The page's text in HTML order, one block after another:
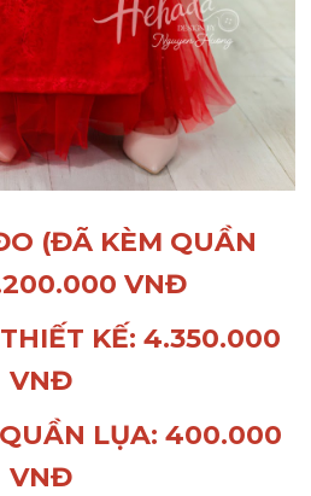
(ĐÃ KÈM QUẦN
VNĐ
KẾ: 4.350.000
VNĐ
LỤA: 400.000
VNĐ